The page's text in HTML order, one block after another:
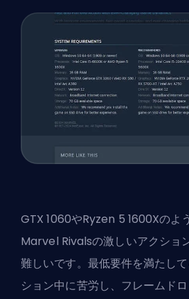
GTX 1060やRyzen 5 1600Xのよ
Marvel Rivalsの激しいアクショ
難しいです。最低要件を満たし
ション中に苦労し、フレームドロ